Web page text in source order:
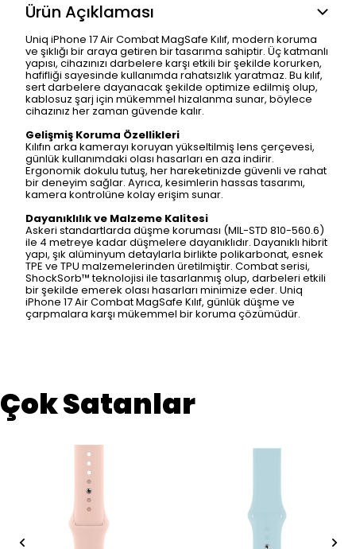
Ürün Açıklaması
Uniq iPhone 17 Air Combat MagSafe Kılıf, modern koruma
ve şıklığı bir araya getiren bir tasarıma sahiptir. Üç katmanlı
yapısı, cihazınızı darbelere karşı etkili bir şekilde korurken,
hafifliği sayesinde kullanımda rahatsızlık yaratmaz. Bu kılıf,
sert darbelere dayanacak şekilde optimize edilmiş olup,
kablosuz şarj için mükemmel hizalanma sunar, böylece
cihazınız her zaman güvende kalır.
Gelişmiş Koruma Özellikleri
Kılıfın arka kamerayı koruyan yükseltilmiş lens çerçevesi,
günlük kullanımdaki olası hasarları en aza indirir.
Ergonomik dokulu tutuş, her hareketinizde güvenli ve rahat
bir deneyim sağlar. Ayrıca, kesimlerin hassas tasarımı,
kamera kontrolüne kolay erişim sunar.
Dayanıklılık ve Malzeme Kalitesi
Askeri standartlarda düşme koruması (MIL-STD 810-560.6)
ile 4 metreye kadar düşmelere dayanıklıdır. Dayanıklı hibrit
yapı, şık alüminyum detaylarla birlikte polikarbonat, esnek
TPE ve TPU malzemelerinden üretilmiştir. Combat serisi,
ShockSorb™ teknolojisi ile tasarlanmış olup, darbeleri etkili
bir şekilde emerek olası hasarları minimize eder. Uniq
iPhone 17 Air Combat MagSafe Kılıf, günlük düşme ve
çarpmalara karşı mükemmel bir koruma çözümüdür.
Çok Satanlar